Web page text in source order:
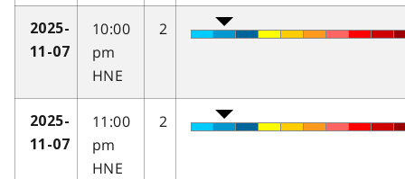
2025-
11-07
10:00
pm
HNE
2
2025-
11-07
11:00
pm
HNE
2